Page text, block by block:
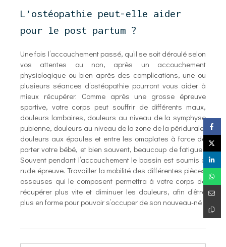
L’ostéopathie peut-elle aider
pour le post partum ?
Une fois l’accouchement passé, qu’il se soit déroulé selon
vos attentes ou non, après un accouchement
physiologique ou bien après des complications, une ou
plusieurs séances d’ostéopathie pourront vous aider à
mieux récupérer. Comme après une grosse épreuve
sportive, votre corps peut souffrir de différents maux,
douleurs lombaires, douleurs au niveau de la symphyse
pubienne, douleurs au niveau de la zone de la péridurale,
douleurs aux épaules et entre les omoplates à force de
porter votre bébé, et bien souvent, beaucoup de fatigue !
Souvent pendant l’accouchement le bassin est soumis à
rude épreuve. Travailler la mobilité des différentes pièces
osseuses qui le composent permettra à votre corps de
récupérer plus vite et diminuer les douleurs, afin d’être
plus en forme pour pouvoir s’occuper de son nouveau-né !